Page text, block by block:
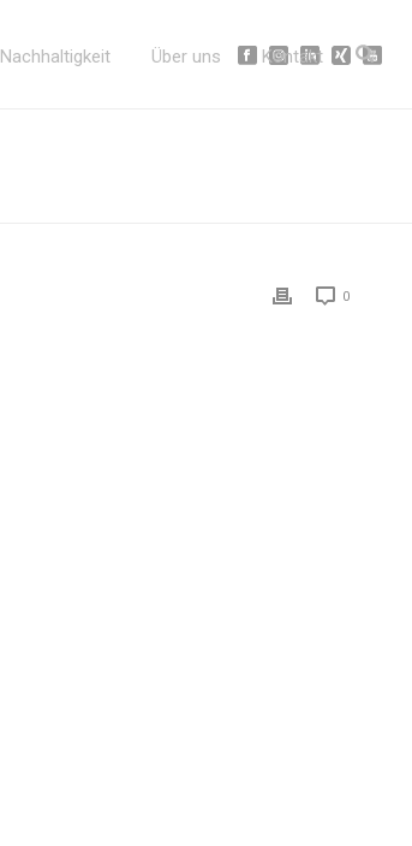
Nachhaltigkeit Über uns Kontakt
0